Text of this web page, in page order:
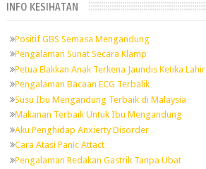
INFO KESIHATAN
Positif GBS Semasa Mengandung
Pengalaman Sunat Secara Klamp
Petua Elakkan Anak Terkena Jaundis Ketika Lahir
Pengalaman Bacaan ECG Terbalik
Susu Ibu Mengandung Terbaik di Malaysia
Makanan Terbaik Untuk Ibu Mengandung
Aku Penghidap Anxierty Disorder
Cara Atasi Panic Attact
Pengalaman Redakan Gastrik Tanpa Ubat